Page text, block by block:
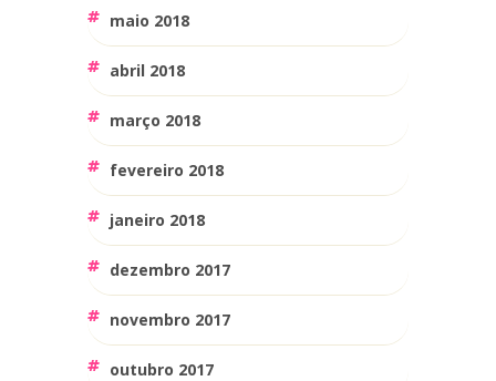
maio 2018
abril 2018
março 2018
fevereiro 2018
janeiro 2018
dezembro 2017
novembro 2017
outubro 2017